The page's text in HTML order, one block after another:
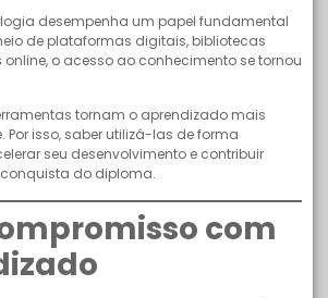
desempenha um papel fundamental
de plataformas digitais, bibliotecas
o acesso ao conhecimento se tornou
tornam o aprendizado mais
Por isso, saber utilizá-las de forma
seu desenvolvimento e contribuir
do diploma.
com